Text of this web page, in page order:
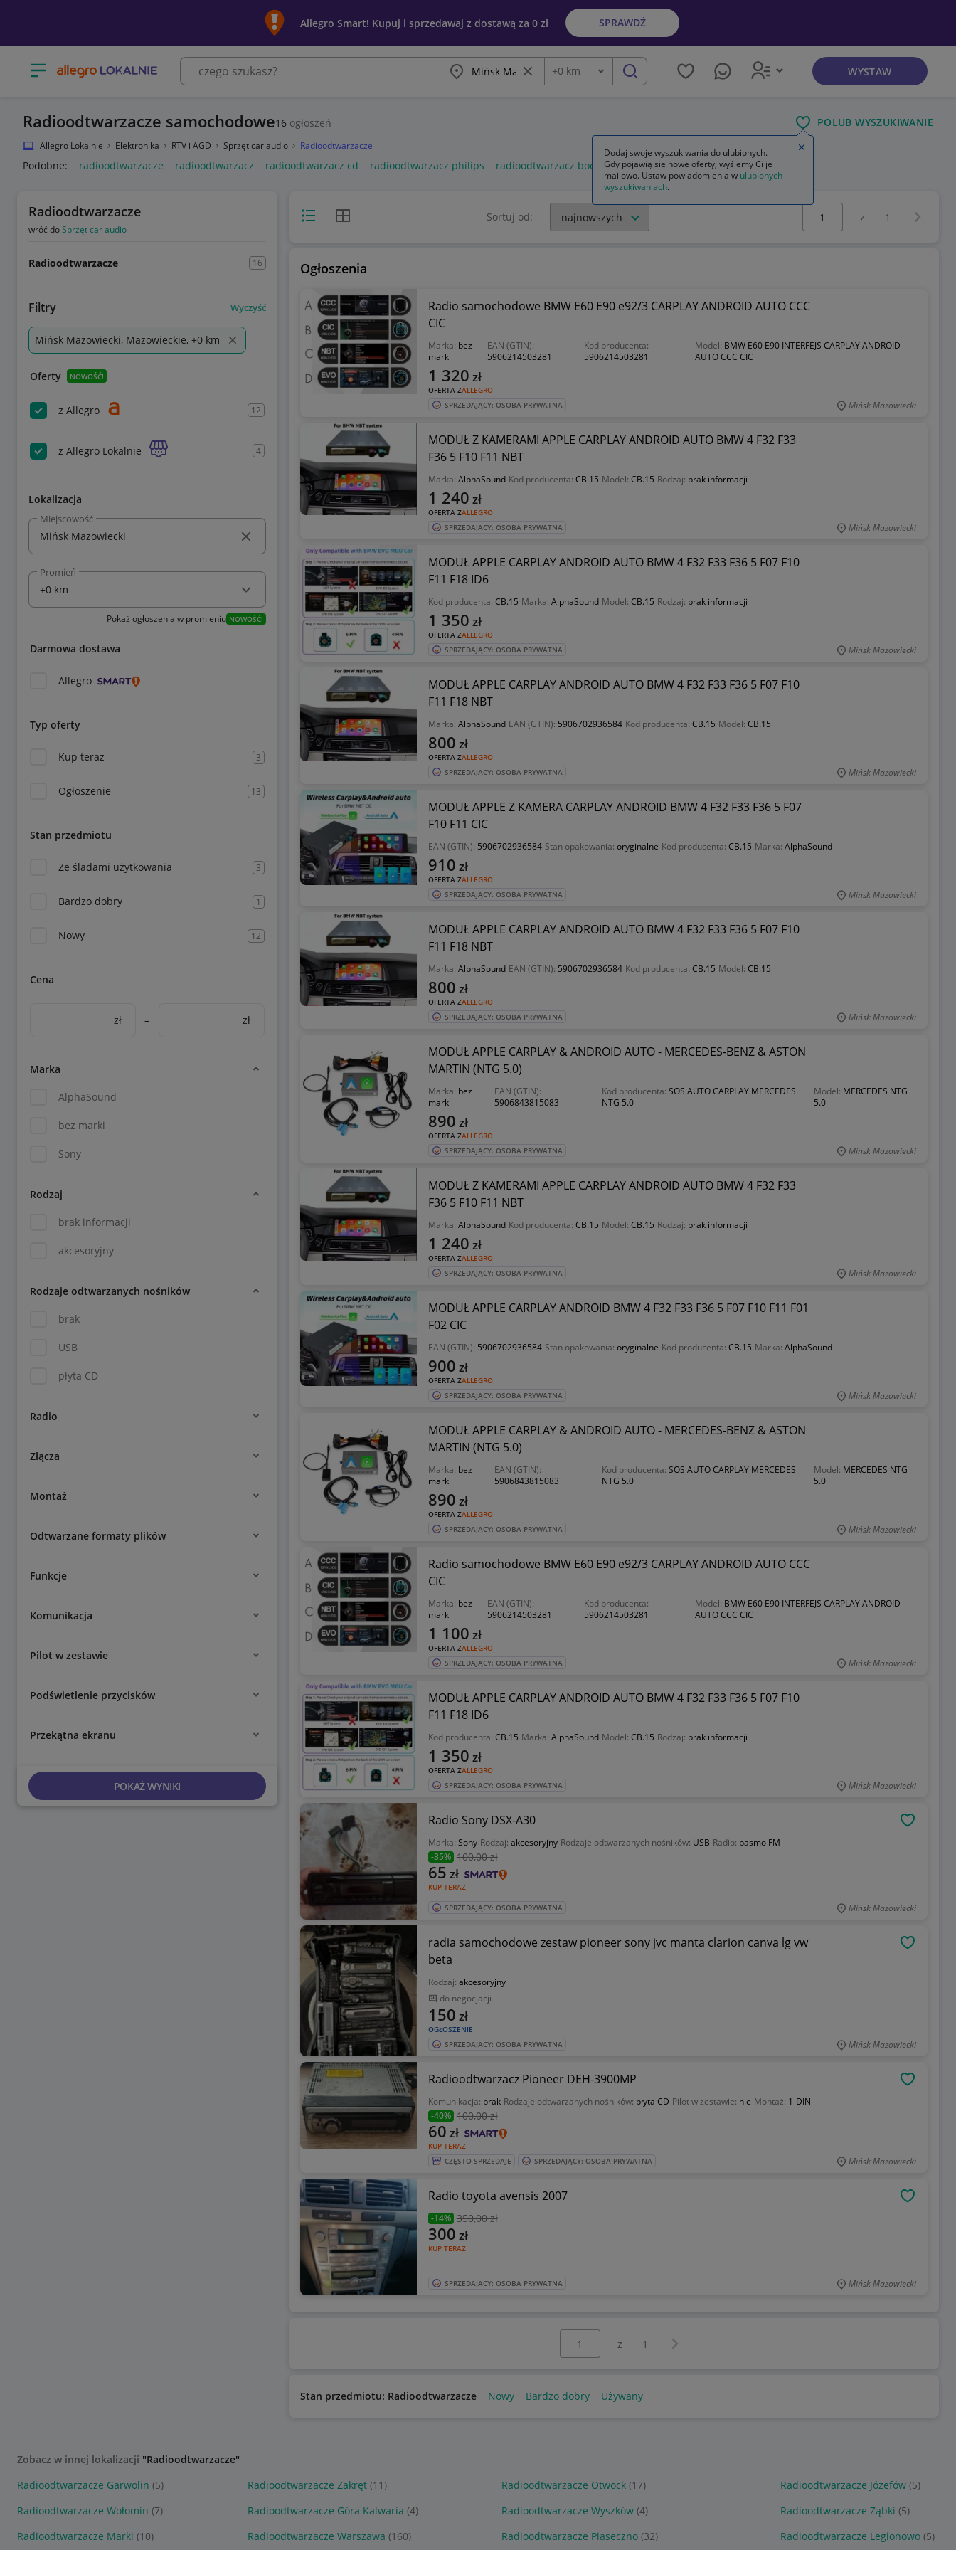
Allegro Smart! Kupuj i sprzedawaj z dostawą za 0 zł SPRAWDŹ
Otwórz menu z kategoriami Miasto Wyczyść frazę
Odległość
+0 km szukaj WYSTAW
Radioodtwarzacze samochodowe16 ogłoszeń POLUB WYSZUKIWANIE
Allegro Lokalnie Elektronika RTV i AGD Sprzęt car audio Radioodtwarzacze
Podobne: radioodtwarzacze radioodtwarzacz radioodtwarzacz cd radioodtwarzacz philips radioodtwarzacz boombox
Radioodtwarzacze
wróć doSprzęt car audio
Radioodtwarzacze 16
Filtry Wyczyść
Mińsk Mazowiecki, Mazowieckie, +0 km
Oferty NOWOŚĆ!
z Allegro 12
z Allegro Lokalnie 4
Lokalizacja
Miejscowość
Promień
Pokaż ogłoszenia w promieniu NOWOŚĆ!
Darmowa dostawa
Allegro
Typ oferty
Kup teraz 3
Ogłoszenie 13
Stan przedmiotu
Ze śladami użytkowania 3
Bardzo dobry 1
Nowy 12
Cena
zł – zł
Marka
AlphaSound
bez marki
Sony
Rodzaj
brak informacji
akcesoryjny
Rodzaje odtwarzanych nośników
brak
USB
płyta CD
Radio
Złącza
Montaż
Odtwarzane formaty plików
Funkcje
Komunikacja
Pilot w zestawie
Podświetlenie przycisków
Przekątna ekranu
POKAŻ WYNIKI
Widok listyWidok siatki Sortuj od:
Wybierz stronę:
z 1
Ogłoszenia
Radio samochodowe BMW E60 E90 e92/3 CARPLAY ANDROID AUTO CCC
CIC
Marka: bez
marki
EAN (GTIN):
5906214503281
Kod producenta:
5906214503281
Model: BMW E60 E90 INTERFEJS CARPLAY ANDROID
AUTO CCC CIC
OFERTA ZALLEGRO
1 320 zł
SPRZEDAJĄCY: OSOBA PRYWATNA Mińsk Mazowiecki
MODUŁ Z KAMERAMI APPLE CARPLAY ANDROID AUTO BMW 4 F32 F33
F36 5 F10 F11 NBT
Marka: AlphaSound Kod producenta: CB.15 Model: CB.15 Rodzaj: brak informacji
OFERTA ZALLEGRO
1 240 zł
SPRZEDAJĄCY: OSOBA PRYWATNA Mińsk Mazowiecki
MODUŁ APPLE CARPLAY ANDROID AUTO BMW 4 F32 F33 F36 5 F07 F10
F11 F18 ID6
Kod producenta: CB.15 Marka: AlphaSound Model: CB.15 Rodzaj: brak informacji
OFERTA ZALLEGRO
1 350 zł
SPRZEDAJĄCY: OSOBA PRYWATNA Mińsk Mazowiecki
MODUŁ APPLE CARPLAY ANDROID AUTO BMW 4 F32 F33 F36 5 F07 F10
F11 F18 NBT
Marka: AlphaSound EAN (GTIN): 5906702936584 Kod producenta: CB.15 Model: CB.15
OFERTA ZALLEGRO
800 zł
SPRZEDAJĄCY: OSOBA PRYWATNA Mińsk Mazowiecki
MODUŁ APPLE Z KAMERA CARPLAY ANDROID BMW 4 F32 F33 F36 5 F07
F10 F11 CIC
EAN (GTIN): 5906702936584 Stan opakowania: oryginalne Kod producenta: CB.15 Marka: AlphaSound
OFERTA ZALLEGRO
910 zł
SPRZEDAJĄCY: OSOBA PRYWATNA Mińsk Mazowiecki
MODUŁ APPLE CARPLAY ANDROID AUTO BMW 4 F32 F33 F36 5 F07 F10
F11 F18 NBT
Marka: AlphaSound EAN (GTIN): 5906702936584 Kod producenta: CB.15 Model: CB.15
OFERTA ZALLEGRO
800 zł
SPRZEDAJĄCY: OSOBA PRYWATNA Mińsk Mazowiecki
MODUŁ APPLE CARPLAY & ANDROID AUTO - MERCEDES-BENZ & ASTON
MARTIN (NTG 5.0)
Marka: bez
marki
EAN (GTIN):
5906843815083
Kod producenta: SOS AUTO CARPLAY MERCEDES
NTG 5.0
Model: MERCEDES NTG
5.0
OFERTA ZALLEGRO
890 zł
SPRZEDAJĄCY: OSOBA PRYWATNA Mińsk Mazowiecki
MODUŁ Z KAMERAMI APPLE CARPLAY ANDROID AUTO BMW 4 F32 F33
F36 5 F10 F11 NBT
Marka: AlphaSound Kod producenta: CB.15 Model: CB.15 Rodzaj: brak informacji
OFERTA ZALLEGRO
1 240 zł
SPRZEDAJĄCY: OSOBA PRYWATNA Mińsk Mazowiecki
MODUŁ APPLE CARPLAY ANDROID BMW 4 F32 F33 F36 5 F07 F10 F11 F01
F02 CIC
EAN (GTIN): 5906702936584 Stan opakowania: oryginalne Kod producenta: CB.15 Marka: AlphaSound
OFERTA ZALLEGRO
900 zł
SPRZEDAJĄCY: OSOBA PRYWATNA Mińsk Mazowiecki
MODUŁ APPLE CARPLAY & ANDROID AUTO - MERCEDES-BENZ & ASTON
MARTIN (NTG 5.0)
Marka: bez
marki
EAN (GTIN):
5906843815083
Kod producenta: SOS AUTO CARPLAY MERCEDES
NTG 5.0
Model: MERCEDES NTG
5.0
OFERTA ZALLEGRO
890 zł
SPRZEDAJĄCY: OSOBA PRYWATNA Mińsk Mazowiecki
Radio samochodowe BMW E60 E90 e92/3 CARPLAY ANDROID AUTO CCC
CIC
Marka: bez
marki
EAN (GTIN):
5906214503281
Kod producenta:
5906214503281
Model: BMW E60 E90 INTERFEJS CARPLAY ANDROID
AUTO CCC CIC
OFERTA ZALLEGRO
1 100 zł
SPRZEDAJĄCY: OSOBA PRYWATNA Mińsk Mazowiecki
MODUŁ APPLE CARPLAY ANDROID AUTO BMW 4 F32 F33 F36 5 F07 F10
F11 F18 ID6
Kod producenta: CB.15 Marka: AlphaSound Model: CB.15 Rodzaj: brak informacji
OFERTA ZALLEGRO
1 350 zł
SPRZEDAJĄCY: OSOBA PRYWATNA Mińsk Mazowiecki
Radio Sony DSX-A30
Marka: Sony Rodzaj: akcesoryjny Rodzaje odtwarzanych nośników: USB Radio: pasmo FM
-35% 100,00 zł
KUP TERAZ
65 zł
SPRZEDAJĄCY: OSOBA PRYWATNA Mińsk Mazowiecki
radia samochodowe zestaw pioneer sony jvc manta clarion canva lg vw
beta
Rodzaj: akcesoryjny
do negocjacji
OGŁOSZENIE
150 zł
SPRZEDAJĄCY: OSOBA PRYWATNA Mińsk Mazowiecki
Radioodtwarzacz Pioneer DEH-3900MP
Komunikacja: brak Rodzaje odtwarzanych nośników: płyta CD Pilot w zestawie: nie Montaż: 1-DIN
-40% 100,00 zł
KUP TERAZ
60 zł
CZĘSTO SPRZEDAJE SPRZEDAJĄCY: OSOBA PRYWATNA Mińsk Mazowiecki
Radio toyota avensis 2007
-14% 350,00 zł
KUP TERAZ
300 zł
SPRZEDAJĄCY: OSOBA PRYWATNA Mińsk Mazowiecki
z 1 Następna strona
Stan przedmiotu: Radioodtwarzacze Nowy Bardzo dobry Używany
Zobacz w innej lokalizacji "Radioodtwarzacze"
Radioodtwarzacze Garwolin (5) Radioodtwarzacze Zakręt (11) Radioodtwarzacze Otwock (17) Radioodtwarzacze Józefów (5)
Radioodtwarzacze Wołomin (7) Radioodtwarzacze Góra Kalwaria (4) Radioodtwarzacze Wyszków (4) Radioodtwarzacze Ząbki (5)
Radioodtwarzacze Marki (10) Radioodtwarzacze Warszawa (160) Radioodtwarzacze Piaseczno (32) Radioodtwarzacze Legionowo (5)
Dodaj swoje wyszukiwania do ulubionych.
Gdy pojawią się nowe oferty, wyślemy Ci je
mailowo. Ustaw powiadomienia w ulubionych
wyszukiwaniach.
Zamknij wskazówkę